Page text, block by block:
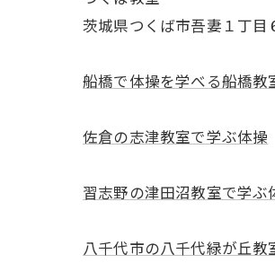
茨城県つくば市吾妻１丁目
船橋で体操を学べる船橋教
佐倉の志津教室で学ぶ体操
習志野の津田沼教室で学ぶ
八千代市の八千代緑が丘教